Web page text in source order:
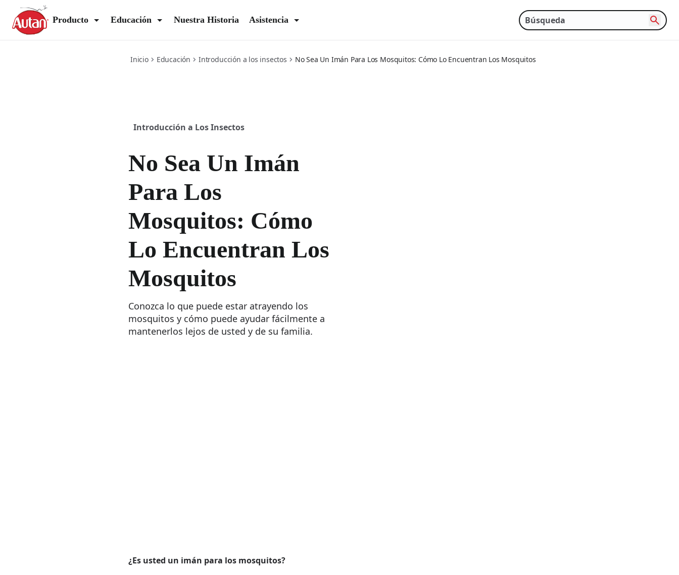
how-mosquitoes-find-you
Producto Educación Nuestra Historia Asistencia
Inicio Educación Introducción a los insectos No Sea Un Imán Para Los Mosquitos: Cómo Lo Encuentran Los Mosquitos
Introducción a Los Insectos
No Sea Un Imán
Para Los
Mosquitos: Cómo
Lo Encuentran Los
Mosquitos
Conozca lo que puede estar atrayendo los
mosquitos y cómo puede ayudar fácilmente a
mantenerlos lejos de usted y de su familia.
¿Es usted un imán para los mosquitos?